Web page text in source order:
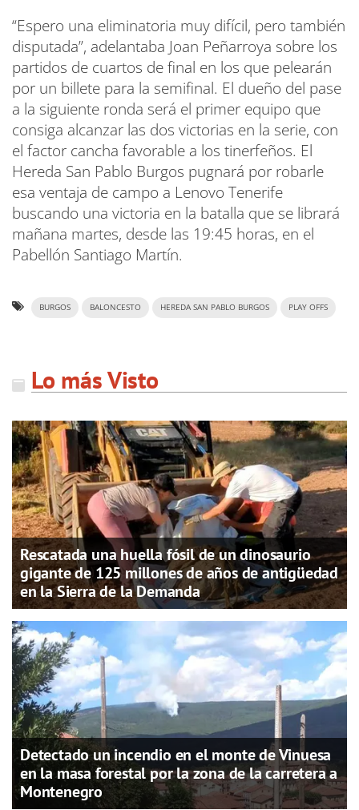
“Espero una eliminatoria muy difícil, pero también
disputada”, adelantaba Joan Peñarroya sobre los
partidos de cuartos de final en los que pelearán
por un billete para la semifinal. El dueño del pase
a la siguiente ronda será el primer equipo que
consiga alcanzar las dos victorias en la serie, con
el factor cancha favorable a los tinerfeños. El
Hereda San Pablo Burgos pugnará por robarle
esa ventaja de campo a Lenovo Tenerife
buscando una victoria en la batalla que se librará
mañana martes, desde las 19:45 horas, en el
Pabellón Santiago Martín.
BURGOS BALONCESTO HEREDA SAN PABLO BURGOS PLAY OFFS
Lo más Visto
Rescatada una huella fósil de un dinosaurio
gigante de 125 millones de años de antigüedad
en la Sierra de la Demanda
Detectado un incendio en el monte de Vinuesa
en la masa forestal por la zona de la carretera a
Montenegro